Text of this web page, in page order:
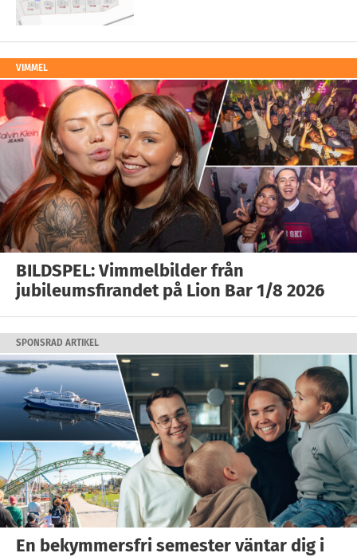
VIMMEL
BILDSPEL: Vimmelbilder från
jubileumsfirandet på Lion Bar 1/8 2026
SPONSRAD ARTIKEL
En bekymmersfri semester väntar dig i